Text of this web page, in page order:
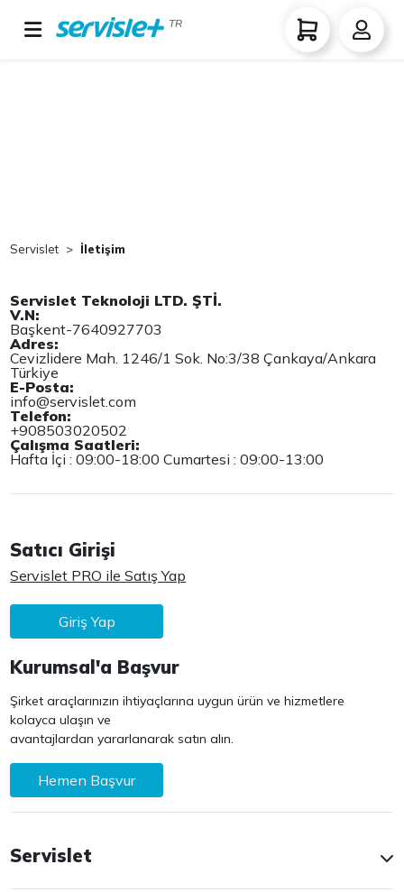
TR
Servislet İletişim
Servislet Teknoloji LTD. ŞTİ.
V.N:
Başkent-7640927703
Adres:
Cevizlidere Mah. 1246/1 Sok. No:3/38 Çankaya/Ankara
Türkiye
E-Posta:
info@servislet.com
Telefon:
+908503020502
Çalışma Saatleri:
Hafta İçi : 09:00-18:00 Cumartesi : 09:00-13:00
Satıcı Girişi
Servislet PRO ile Satış Yap
Giriş Yap
Kurumsal'a Başvur
Şirket araçlarınızın ihtiyaçlarına uygun ürün ve hizmetlere
kolayca ulaşın ve
avantajlardan yararlanarak satın alın.
Hemen Başvur
Servislet